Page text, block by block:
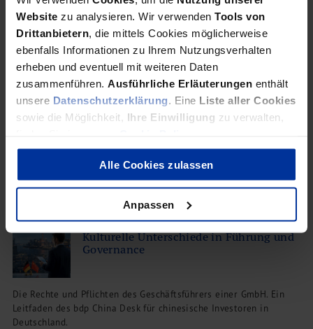
Website zu analysieren. Wir verwenden Tools von
Drittanbietern , die mittels Cookies möglicherweise
ebenfalls Informationen zu Ihrem Nutzungsverhalten
erheben und eventuell mit weiteren Daten
zusammenführen. Ausführliche Erläuterungen enthält
unsere Datenschutzerklärung . Eine Liste aller Cookies
sowie die Möglichkeit, Ihre Einwilligung zu verwalten,
Alle Cookies zulassen
Anpassen
bdp Webinar mit CHKD
Datenschutz, KI und Prüfung in
Deutschland
Praktische Einblicke für chinesische Investoren in die Strukturen
Kulturelle Unterschiede in Führung und
Governance
Die Rechte und Pflichten des Geschäftsführers einer GmbH. Ein
Leitfaden des bdp China Desk für chinesische Investoren in
Deutschland.